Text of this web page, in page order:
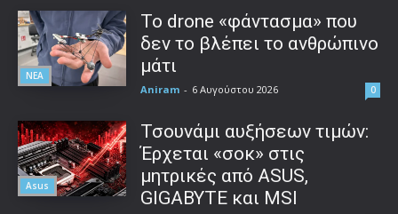
ΝΕΑ
Το drone «φάντασμα» που
δεν το βλέπει το ανθρώπινο
μάτι
Aniram - 6 Αυγούστου 2026 0
Asus
Τσουνάμι αυξήσεων τιμών:
Έρχεται «σοκ» στις
μητρικές από ASUS,
GIGABYTE και MSI